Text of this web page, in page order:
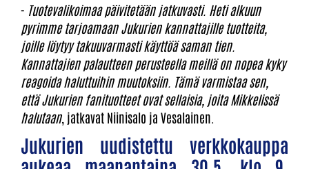
- Tuotevalikoimaa päivitetään jatkuvasti. Heti alkuun
pyrimme tarjoamaan Jukurien kannattajille tuotteita,
joille löytyy takuuvarmasti käyttöä saman tien.
Kannattajien palautteen perusteella meillä on nopea kyky
reagoida haluttuihin muutoksiin. Tämä varmistaa sen,
että Jukurien fanituotteet ovat sellaisia, joita Mikkelissä
halutaan, jatkavat Niinisalo ja Vesalainen.
Jukurien uudistettu verkkokauppa